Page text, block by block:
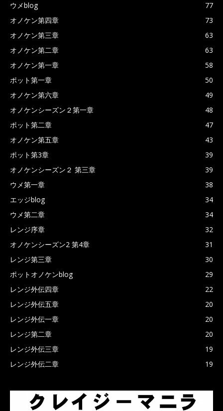
ウメblog
77
オノケン第四章
73
オノケン第三章
63
オノケン第二章
63
オノケン第一章
58
ポット第一章
50
オノケン第六章
49
オノケンシーズン２第一章
48
ポット第二章
47
オノケン第五章
43
ポット第3章
39
オノケンシーズン２ 第三章
39
ウメ第一章
38
エッジblog
34
ウメ第二章
34
レンジ序章
32
オノケンシーズン2 第4章
31
レンジ第三章
30
ポットオノケンblog
29
レンジ外伝四章
22
レンジ外伝五章
20
レンジ外伝一章
20
レンジ第二章
20
レンジ外伝三章
19
レンジ外伝二章
19